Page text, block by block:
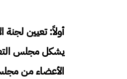
أولاً: تعيين لجنة
يشكل مجلس
الأعضاء من